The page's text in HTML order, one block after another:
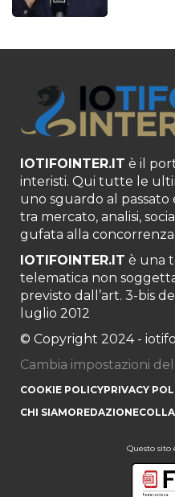
IOTIFOINTER.IT è il
interisti. Qui tutte le
uno sguardo al
tra mercato, analisi,
gufata alla concorrenza.
IOTIFOINTER.IT è una
telematica non
previsto dall’art. 3-bis
luglio 2012
© Copyright 2024 -
Cambia impostazioni
COOKIE POLICYPRIVACY
CHI SIAMOREDAZIONE
Questo sito